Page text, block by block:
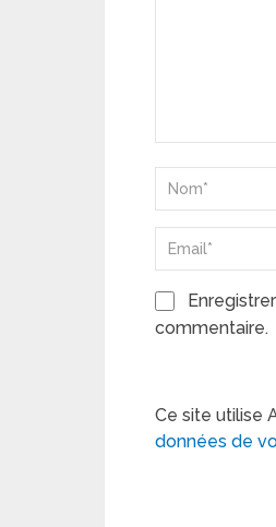
commentaire.
Ce site utilise
données de